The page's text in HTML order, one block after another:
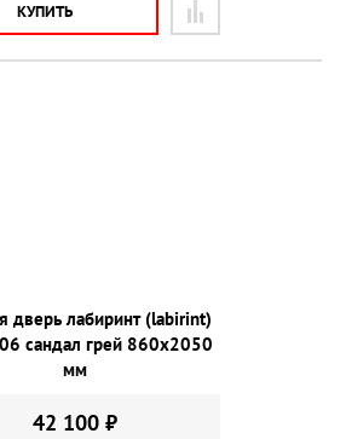
КУПИТЬ
дверь лабиринт (labirint)
сандал грей 860х2050
мм
42 100 ₽